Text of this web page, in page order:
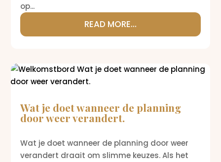
op...
READ MORE...
Wat je doet wanneer de planning
door weer verandert.
Wat je doet wanneer de planning door weer
verandert draait om slimme keuzes. Als het